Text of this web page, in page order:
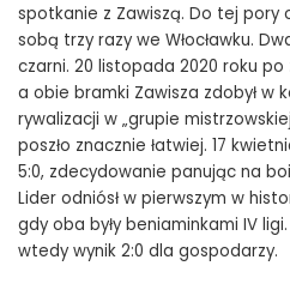
spotkanie z Zawiszą. Do tej pory
sobą trzy razy we Włocławku.
czarni. 20 listopada 2020 roku po
a obie bramki Zawisza zdobył w
rywalizacji w „grupie
poszło znacznie łatwiej. 17
5:0, zdecydowanie panując na
Lider odniósł w pierwszym w
gdy oba były beniaminkami IV
wtedy wynik 2:0 dla gospodarzy.